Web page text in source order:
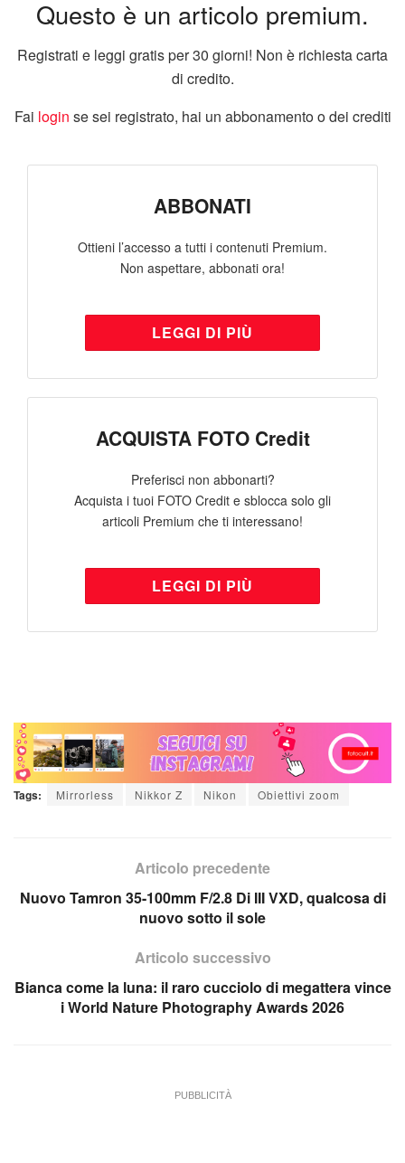
Questo è un articolo premium.
Registrati e leggi gratis per 30 giorni! Non è richiesta carta
di credito.
Fai login se sei registrato, hai un abbonamento o dei crediti
ABBONATI
Ottieni l’accesso a tutti i contenuti Premium.
Non aspettare, abbonati ora!
LEGGI DI PIÙ
ACQUISTA FOTO Credit
Preferisci non abbonarti?
Acquista i tuoi FOTO Credit e sblocca solo gli
articoli Premium che ti interessano!
LEGGI DI PIÙ
Tags: Mirrorless Nikkor Z Nikon Obiettivi zoom
Articolo precedente
Nuovo Tamron 35-100mm F/2.8 Di III VXD, qualcosa di
nuovo sotto il sole
Articolo successivo
Bianca come la luna: il raro cucciolo di megattera vince
i World Nature Photography Awards 2026
PUBBLICITÀ